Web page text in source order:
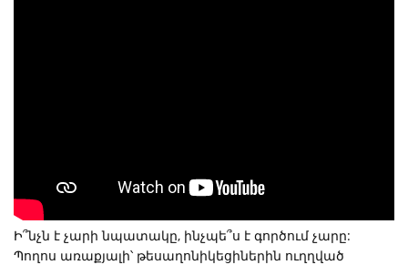
Ի՞նչն է չարի նպատակը, ինչպե՞ս է գործում չարը:
Պողոս առաքյալի՝ թեսաղոնիկեցիներին ուղղված